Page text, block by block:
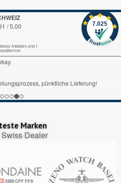
/5.00
Anbieters sind 1
7.025
pünktliche Lieferung!
Marken
Dealer